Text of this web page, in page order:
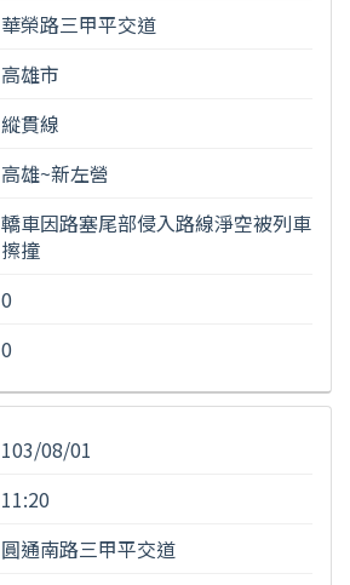
華榮路三甲平交道
高雄市
縱貫線
高雄~新左營
轎車因路塞尾部侵入路線淨空被列車
擦撞
0
0
103/08/01
11:20
圓通南路三甲平交道